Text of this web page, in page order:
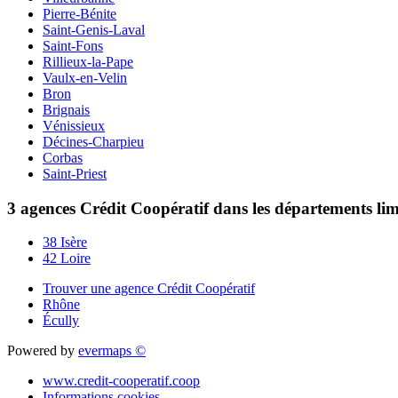
Pierre-Bénite
Saint-Genis-Laval
Saint-Fons
Rillieux-la-Pape
Vaulx-en-Velin
Bron
Brignais
Vénissieux
Décines-Charpieu
Corbas
Saint-Priest
3 agences Crédit Coopératif dans les départements
38 Isère
42 Loire
Trouver une agence Crédit Coopératif
Rhône
Écully
Powered by evermaps ©
www.credit-cooperatif.coop